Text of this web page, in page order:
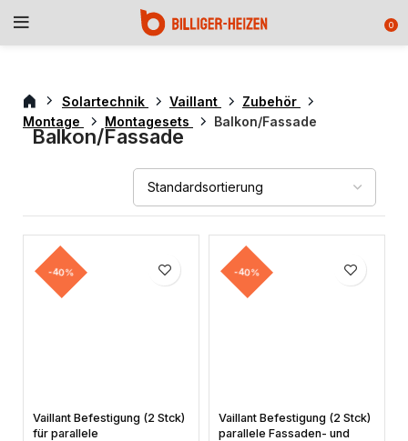
0
Solartechnik Vaillant
Zubehör
Montage
Montagesets Balkon/Fassade
Balkon/Fassade
-40%
Vaillant Befestigung (2 Stck)
für parallele
-40%
Vaillant Befestigung (2 Stck)
parallele Fassaden- und